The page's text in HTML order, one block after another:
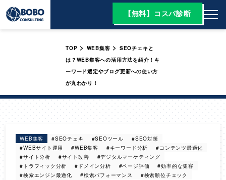
【無料】コスパ診断
TOP > WEB集客 > SEOチェキと
は？WEB集客への活用方法を紹介！キ
ーワード選定やブログ更新への使い方
が丸わかり！
WEB集客 #SEOチェキ #SEOツール
#SEO対策
#WEBサイト運用
#WEB集客 #キーワード分析
#コンテンツ最適化
#サイト分析
#サイト改善
#デジタルマーケティング
#トラフィック分析
#ドメイン分析 #ページ評価
#効率的な集客
#検索エンジン最適化
#検索パフォーマンス
#検索順位チェック